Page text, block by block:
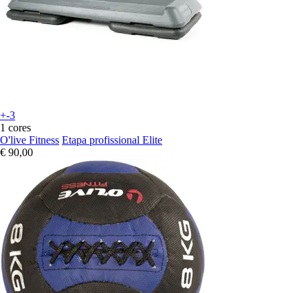
+-3
1 cores
O'live Fitness Etapa profissional Elite
€ 90,00